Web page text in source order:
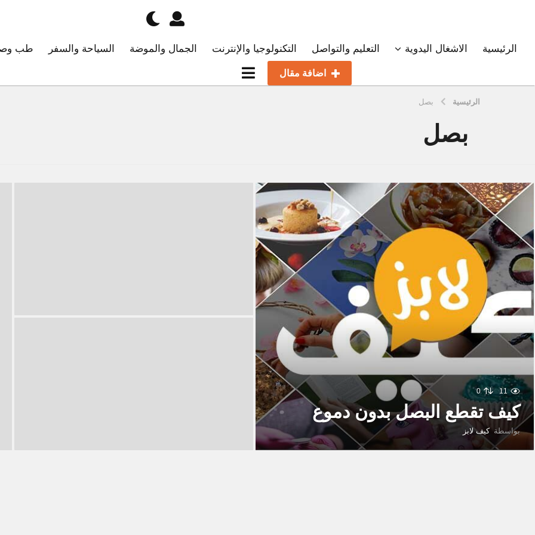
الرئيسية الاشغال اليدوية التعليم والتواصل التكنولوجيا والإنترنت الجمال والموضة السياحة والسفر طب
اضافة مقال
الرئيسية بصل
بصل
11
0
كيف تقطع البصل بدون دموع
بواسطة كيف لابز